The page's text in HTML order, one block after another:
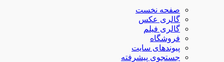
صفحه نخست
گالری عکس
گالری فیلم
فروشگاه
پیوندهای سایت
جستجوی پیشرفته